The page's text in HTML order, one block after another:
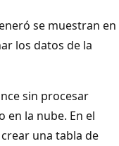
se muestran en
los datos de la
sin procesar
en la nube. En el
una tabla de